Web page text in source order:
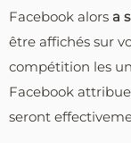
Facebook alors a
être affichés sur
compétition les
Facebook
seront